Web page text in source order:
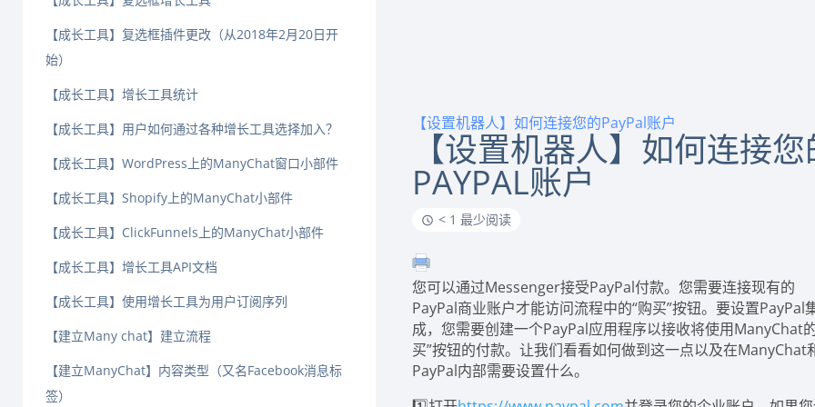
【成长工具】复选框插件更改（从2018年2月20日开
始）
【成长工具】增长工具统计
【成长工具】用户如何通过各种增长工具选择加入？
【成长工具】WordPress上的ManyChat窗口小部件
【成长工具】Shopify上的ManyChat小部件
【成长工具】ClickFunnels上的ManyChat小部件
【成长工具】增长工具API文档
【成长工具】使用增长工具为用户订阅序列
【建立Many chat】建立流程
【建立ManyChat】内容类型（又名Facebook消息标
签）
【设置机器人】如何连接您的PayPal账户
【设置机器人】如何连接您
PAYPAL账户
< 1 最少阅读
您可以通过Messenger接受PayPal付款。您需要连接现有的
PayPal商业账户才能访问流程中的“购买”按钮。要设置PayPal
成，您需要创建一个PayPal应用程序以接收将使用ManyChat
买”按钮的付款。让我们看看如何做到这一点以及在ManyChat
PayPal内部需要设置什么。